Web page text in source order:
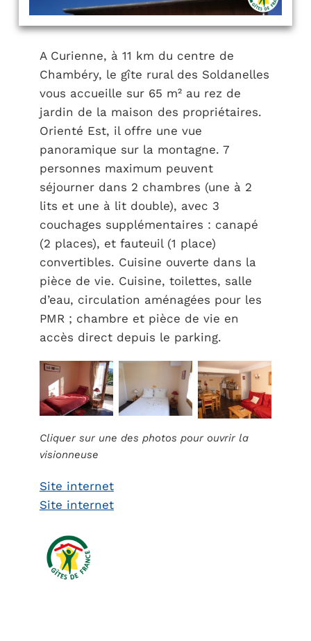
A Curienne, à 11 km du centre de
Chambéry, le gîte rural des Soldanelles
vous accueille sur 65 m² au rez de
jardin de la maison des propriétaires.
Orienté Est, il offre une vue
panoramique sur la montagne. 7
personnes maximum peuvent
séjourner dans 2 chambres (une à 2
lits et une à lit double), avec 3
couchages supplémentaires : canapé
(2 places), et fauteuil (1 place)
convertibles. Cuisine ouverte dans la
pièce de vie. Cuisine, toilettes, salle
d’eau, circulation aménagées pour les
PMR ; chambre et pièce de vie en
accès direct depuis le parking.
Cliquer sur une des photos pour ouvrir la
visionneuse
Site internet
Site internet